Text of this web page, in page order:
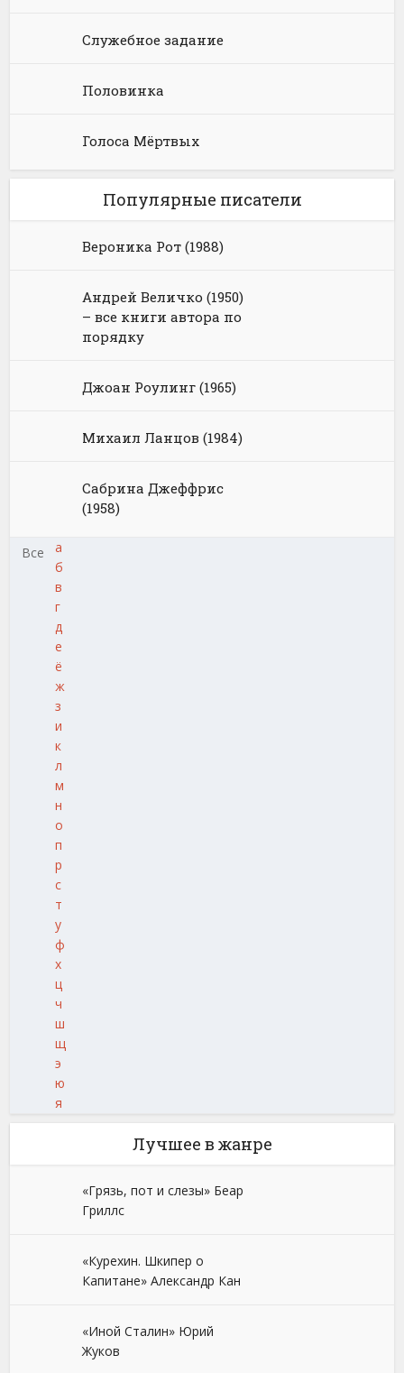
Служебное задание
Половинка
Голоса Мёртвых
Популярные писатели
Вероника Рот (1988)
Андрей Величко (1950)
– все книги автора по
порядку
Джоан Роулинг (1965)
Михаил Ланцов (1984)
Сабрина Джеффрис
(1958)
Все
а
б
в
г
д
е
ё
ж
з
и
к
л
м
н
о
п
р
с
т
у
ф
х
ц
ч
ш
щ
э
ю
я
Лучшее в жанре
«Грязь, пот и слезы» Беар
Гриллс
«Курехин. Шкипер о
Капитане» Александр Кан
«Иной Сталин» Юрий
Жуков